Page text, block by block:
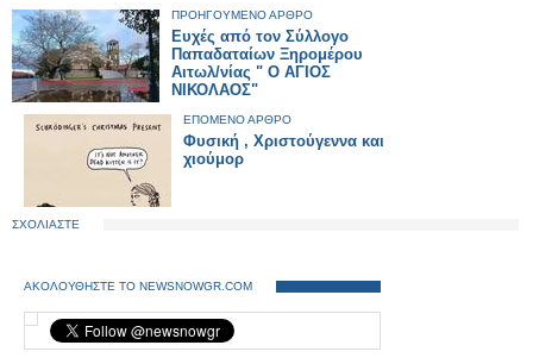
ΠΡΟΗΓΟΥΜΕΝΟ ΑΡΘΡΟ
Ευχές από τον Σύλλογο
Παπαδαταίων Ξηρομέρου
Αιτωλ/νίας " Ο ΑΓΙΟΣ
ΝΙΚΟΛΑΟΣ"
ΕΠΟΜΕΝΟ ΑΡΘΡΟ
Φυσική , Χριστούγεννα και
χιούμορ
ΣΧΟΛΙΑΣΤΕ
ΑΚΟΛΟΥΘΗΣΤΕ ΤΟ NEWSNOWGR.COM